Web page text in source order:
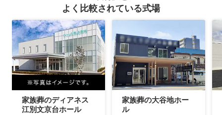
よく比較されている式場
家族葬のディアネス
江別文京台ホール
家族葬の大谷地ホー
ル